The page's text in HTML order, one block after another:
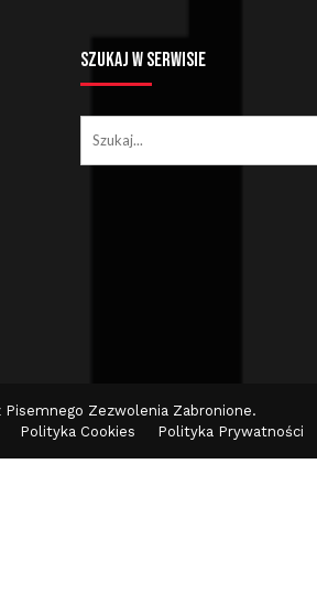
SZUKAJ W SERWISIE
Zezwolenia Zabronione.
Polityka Cookies Polityka Prywatności